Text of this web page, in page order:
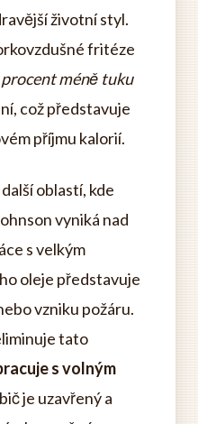
životní styl.
fritéze
méně tuku
což představuje
příjmu kalorií.
oblastí, kde
vyniká nad
s velkým
oleje představuje
vzniku požáru.
tato
s volným
je uzavřený a